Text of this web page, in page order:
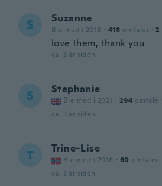
S Suzanne
Ble med i 2018 · 418 omtaler · 2
love them, thank you
ca. 3 år siden
S Stephanie
Ble med i 2021 · 294 omtaler
ca. 3 år siden
T Trine-Lise
Ble med i 2016 · 60 omtaler
ca. 3 år siden